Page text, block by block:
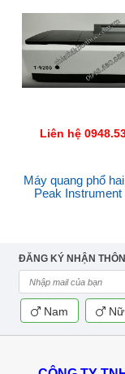
Liên hệ
Máy quang phổ
Peak Instrument
ĐĂNG KÝ NHẬN
Nam Nữ